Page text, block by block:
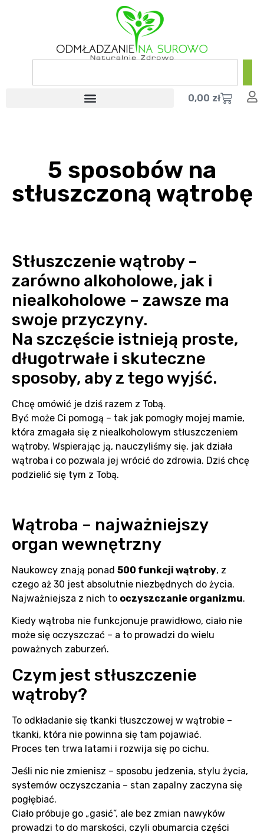
0,00 zł
5 sposobów na
stłuszczoną wątrobę
Stłuszczenie wątroby –
zarówno alkoholowe, jak i
niealkoholowe – zawsze ma
swoje przyczyny.
Na szczęście istnieją proste,
długotrwałe i skuteczne
sposoby, aby z tego wyjść.
Chcę omówić je dziś razem z Tobą.
Być może Ci pomogą – tak jak pomogły mojej mamie,
która zmagała się z niealkoholowym stłuszczeniem
wątroby. Wspierając ją, nauczyliśmy się, jak działa
wątroba i co pozwala jej wrócić do zdrowia. Dziś chcę
podzielić się tym z Tobą.
Wątroba – najważniejszy
organ wewnętrzny
Naukowcy znają ponad 500 funkcji wątroby, z
czego aż 30 jest absolutnie niezbędnych do życia.
Najważniejsza z nich to oczyszczanie organizmu.
Kiedy wątroba nie funkcjonuje prawidłowo, ciało nie
może się oczyszczać – a to prowadzi do wielu
poważnych zaburzeń.
Czym jest stłuszczenie
wątroby?
To odkładanie się tkanki tłuszczowej w wątrobie –
tkanki, która nie powinna się tam pojawiać.
Proces ten trwa latami i rozwija się po cichu.
Jeśli nic nie zmienisz – sposobu jedzenia, stylu życia,
systemów oczyszczania – stan zapalny zaczyna się
pogłębiać.
Ciało próbuje go „gasić”, ale bez zmian nawyków
prowadzi to do marskości, czyli obumarcia części